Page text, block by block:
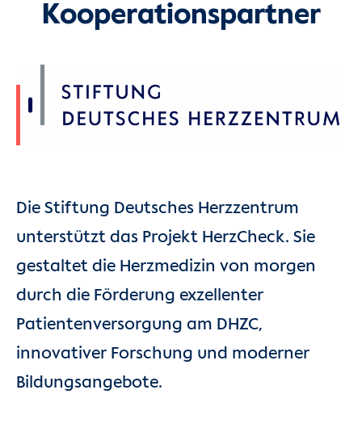
Kooperationspartner
Die Stiftung Deutsches Herzzentrum
unterstützt das Projekt HerzCheck. Sie
gestaltet die Herzmedizin von morgen
durch die Förderung exzellenter
Patientenversorgung am DHZC,
innovativer Forschung und moderner
Bildungsangebote.